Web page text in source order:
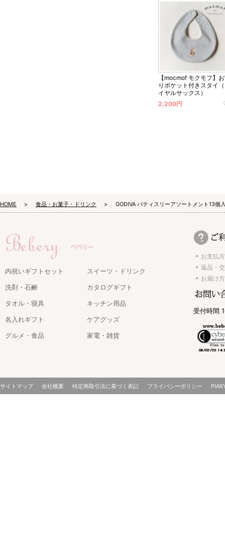
【mocmof モクモフ】
りポケット付きスタイ
イヤルサックス）
2,200円
HOME 食品・お菓子・ドリンク GODIVA パティスリーアソートメント13個
内祝いギフトセット
スイーツ・ドリンク
洗剤・石鹸
カタログギフト
タオル・寝具
キッチン用品
名入れギフト
ケアグッズ
グルメ・食品
家電・雑貨
お支払
返品・
お届け
受付時間
サイトマップ 会社概要 特定商取引法に基づく表記 プライバシーポリシー